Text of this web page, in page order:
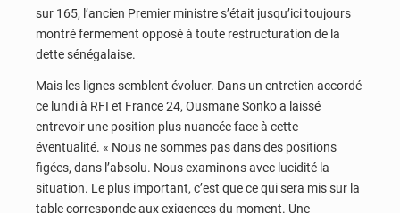
sur 165, l’ancien Premier ministre s’était jusqu’ici toujours
montré fermement opposé à toute restructuration de la
dette sénégalaise.
Mais les lignes semblent évoluer. Dans un entretien accordé
ce lundi à RFI et France 24, Ousmane Sonko a laissé
entrevoir une position plus nuancée face à cette
éventualité. « Nous ne sommes pas dans des positions
figées, dans l’absolu. Nous examinons avec lucidité la
situation. Le plus important, c’est que ce qui sera mis sur la
table corresponde aux exigences du moment. Une